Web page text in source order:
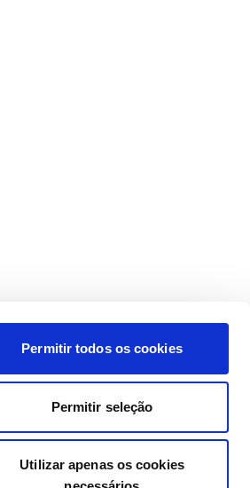
Permitir todos os cookies
Permitir seleção
Utilizar apenas os cookies